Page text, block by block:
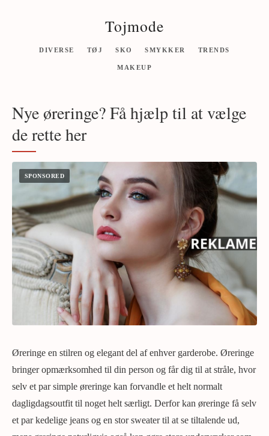
Tojmode
DIVERSE TØJ SKO SMYKKER TRENDS
MAKEUP
Nye øreringe? Få hjælp til at vælge
de rette her
Øreringe en stilren og elegant del af enhver garderobe. Øreringe
bringer opmærksomhed til din person og får dig til at stråle, hvor
selv et par simple øreringe kan forvandle et helt normalt
dagligdagsoutfit til noget helt særligt. Derfor kan øreringe få selv
et par kedelige jeans og en stor sweater til at se tiltalende ud,